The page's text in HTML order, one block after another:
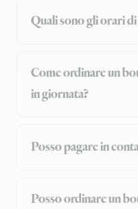
Quali sono gli orari
Come ordinare un
in giornata?
Posso pagare in
Posso ordinare un